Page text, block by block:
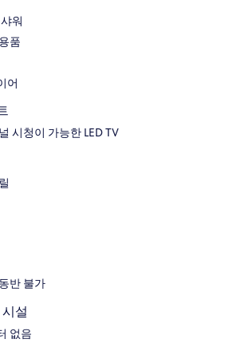
워
품
어
시청이 가능한 LED TV
반 불가
설
없음